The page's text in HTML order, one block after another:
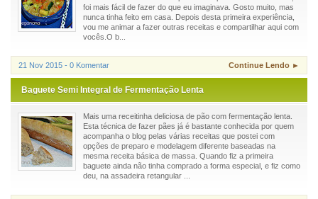
foi mais fácil de fazer do que eu imaginava. Gosto muito, mas
nunca tinha feito em casa. Depois desta primeira experiência,
vou me animar a fazer outras receitas e compartilhar aqui com
vocês.O b...
21 Nov 2015 - 0 Komentar Continue Lendo ►
Baguete Semi Integral de Fermentação Lenta
Mais uma receitinha deliciosa de pão com fermentação lenta.
Esta técnica de fazer pães já é bastante conhecida por quem
acompanha o blog pelas várias receitas que postei com
opções de preparo e modelagem diferente baseadas na
mesma receita básica de massa. Quando fiz a primeira
baguete ainda não tinha comprado a forma especial, e fiz como
deu, na assadeira retangular ...